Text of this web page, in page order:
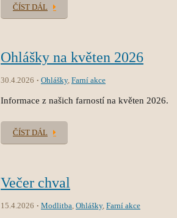
ČÍST DÁL
Ohlášky na květen 2026
30.4.2026 Ohlášky, Farní akce
Informace z našich farností na květen 2026.
ČÍST DÁL
Večer chval
15.4.2026 Modlitba, Ohlášky, Farní akce